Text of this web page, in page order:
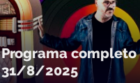
Programa completo
31/8/2025